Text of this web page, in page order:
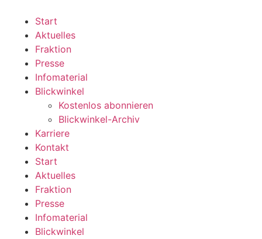
wechseln
Start
Aktuelles
Fraktion
Presse
Infomaterial
Blickwinkel
Kostenlos abonnieren
Blickwinkel-Archiv
Karriere
Kontakt
Start
Aktuelles
Fraktion
Presse
Infomaterial
Blickwinkel